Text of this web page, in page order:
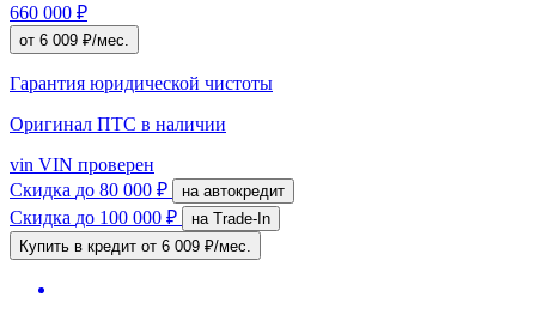
660 000 ₽
от 6 009 ₽/мес.
Гарантия юридической чистоты
Оригинал ПТС в наличии
vin VIN проверен
Скидка до 80 000 ₽ на автокредит
Скидка до 100 000 ₽
на Trade-In
Купить в кредит от 6 009 ₽/мес.